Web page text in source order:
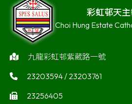
彩虹邨天
Choi Hung Estate
九龍彩虹邨紫葳路一號
23203594 / 23203761
23256405